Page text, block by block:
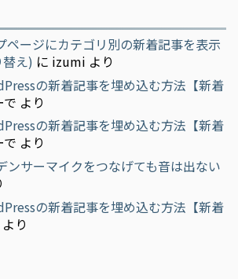
ページにカテゴリ別の新着記事を表示
え) に izumi より
の新着記事を埋め込む方法【新着
で より
の新着記事を埋め込む方法【新着
で より
サーマイクをつなげても音は出ない
の新着記事を埋め込む方法【新着
より